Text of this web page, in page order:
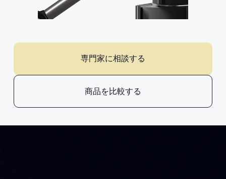
専門家に相談する
商品を比較する